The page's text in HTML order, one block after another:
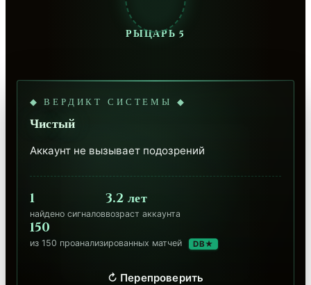
РЫЦАРЬ 5
◆ ВЕРДИКТ СИСТЕМЫ ◆
Чистый
Аккаунт не вызывает подозрений
1
найдено сигналов
3.2 лет
возраст аккаунта
150
из 150 проанализированных матчей DB★
↻ Перепроверить